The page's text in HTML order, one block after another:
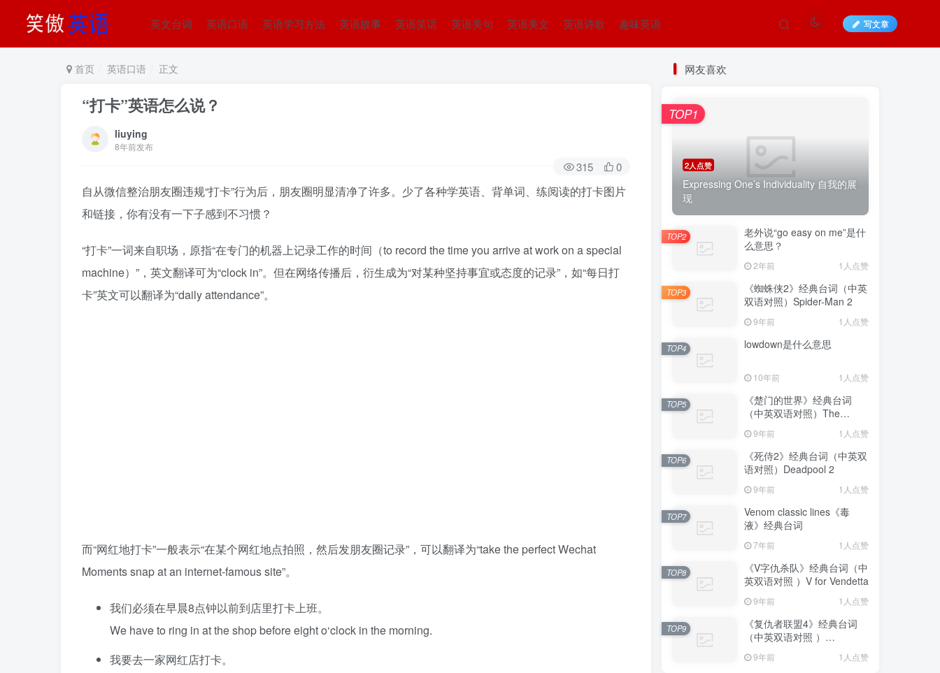
英文台词 英语口语 英语学习方法 英语故事 英语笑话 英语美句 英语美文 英语诗歌 趣味英语 写文章
首页 英语口语 正文
“打卡”英语怎么说？
liuying
8年前发布
315 0
自从微信整治朋友圈违规“打卡”行为后，朋友圈明显清净了许多。少了各种学英语、背单词、练阅读的打卡图片
和链接，你有没有一下子感到不习惯？
“打卡”一词来自职场，原指“在专门的机器上记录工作的时间（to record the time you arrive at work on a special
machine）”，英文翻译可为“clock in”。但在网络传播后，衍生成为“对某种坚持事宜或态度的记录”，如“每日打
卡”英文可以翻译为“daily attendance”。
而“网红地打卡”一般表示“在某个网红地点拍照，然后发朋友圈记录”，可以翻译为“take the perfect Wechat
Moments snap at an internet-famous site”。
我们必须在早晨8点钟以前到店里打卡上班。
We have to ring in at the shop before eight o‘clock in the morning.
我要去一家网红店打卡。
网友喜欢
2人点赞
Expressing One’s Individuality 自我的展
现
TOP1
老外说“go easy on me”是什
么意思？
2年前 1人点赞
TOP2
《蜘蛛侠2》经典台词（中英
双语对照）Spider-Man 2
9年前 1人点赞
TOP3
lowdown是什么意思
10年前 1人点赞
TOP4
《楚门的世界》经典台词
（中英双语对照）The
9年前 1人点赞
TOP5
《死侍2》经典台词（中英双
语对照）Deadpool 2
9年前 1人点赞
TOP6
Venom classic lines《毒
液》经典台词
7年前 1人点赞
TOP7
《V字仇杀队》经典台词（中
英双语对照 ）V for Vendetta
9年前 1人点赞
TOP8
《复仇者联盟4》经典台词
（中英双语对照 ）
Avengers: Endgame
9年前 1人点赞
TOP9